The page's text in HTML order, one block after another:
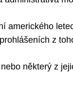
amerického
z
některý z